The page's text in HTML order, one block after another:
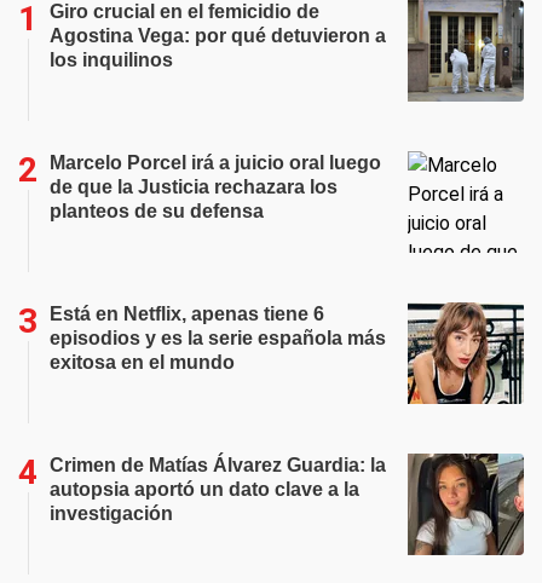
Giro crucial en el femicidio de
Agostina Vega: por qué detuvieron a
los inquilinos
Marcelo Porcel irá a juicio oral luego
de que la Justicia rechazara los
planteos de su defensa
Está en Netflix, apenas tiene 6
episodios y es la serie española más
exitosa en el mundo
Crimen de Matías Álvarez Guardia: la
autopsia aportó un dato clave a la
investigación